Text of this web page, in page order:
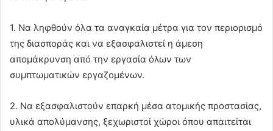
1. Να ληφθούν όλα τα αναγκαία μέτρα για τον περιορισμό
της διασποράς και να εξασφαλιστεί η άμεση
απομάκρυνση από την εργασία όλων των
συμπτωματικών εργαζομένων.
2. Να εξασφαλιστούν επαρκή μέσα ατομικής προστασίας,
υλικά απολύμανσης, ξεχωριστοί χώροι όπου απαιτείται